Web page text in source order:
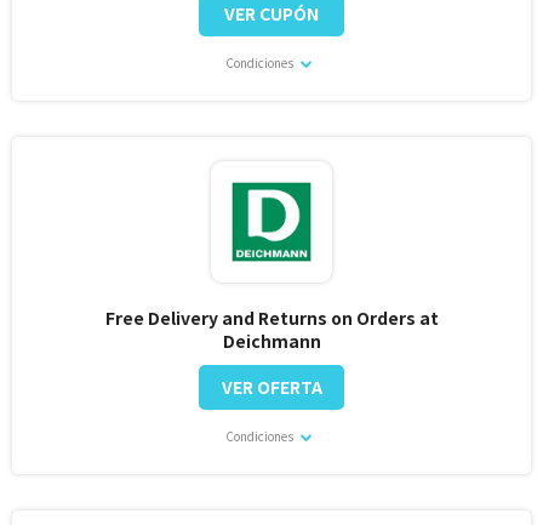
Condiciones
VER CUPÓN
Free Delivery and Returns on Orders at
Deichmann
Condiciones
VER OFERTA